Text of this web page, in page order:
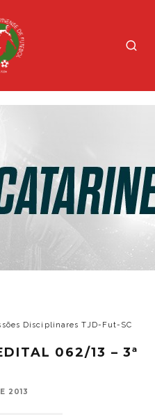
Disciplinares TJD-Fut-SC
062/13 – 3ª
2013